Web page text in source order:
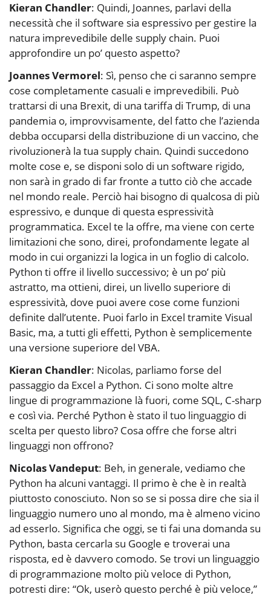
Kieran Chandler: Quindi, Joannes, parlavi della
necessità che il software sia espressivo per gestire la
natura imprevedibile delle supply chain. Puoi
approfondire un po’ questo aspetto?
Joannes Vermorel: Sì, penso che ci saranno sempre
cose completamente casuali e imprevedibili. Può
trattarsi di una Brexit, di una tariffa di Trump, di una
pandemia o, improvvisamente, del fatto che l’azienda
debba occuparsi della distribuzione di un vaccino, che
rivoluzionerà la tua supply chain. Quindi succedono
molte cose e, se disponi solo di un software rigido,
non sarà in grado di far fronte a tutto ciò che accade
nel mondo reale. Perciò hai bisogno di qualcosa di più
espressivo, e dunque di questa espressività
programmatica. Excel te la offre, ma viene con certe
limitazioni che sono, direi, profondamente legate al
modo in cui organizzi la logica in un foglio di calcolo.
Python ti offre il livello successivo; è un po’ più
astratto, ma ottieni, direi, un livello superiore di
espressività, dove puoi avere cose come funzioni
definite dall’utente. Puoi farlo in Excel tramite Visual
Basic, ma, a tutti gli effetti, Python è semplicemente
una versione superiore del VBA.
Kieran Chandler: Nicolas, parliamo forse del
passaggio da Excel a Python. Ci sono molte altre
lingue di programmazione là fuori, come SQL, C-sharp
e così via. Perché Python è stato il tuo linguaggio di
scelta per questo libro? Cosa offre che forse altri
linguaggi non offrono?
Nicolas Vandeput: Beh, in generale, vediamo che
Python ha alcuni vantaggi. Il primo è che è in realtà
piuttosto conosciuto. Non so se si possa dire che sia il
linguaggio numero uno al mondo, ma è almeno vicino
ad esserlo. Significa che oggi, se ti fai una domanda su
Python, basta cercarla su Google e troverai una
risposta, ed è davvero comodo. Se trovi un linguaggio
di programmazione molto più veloce di Python,
potresti dire: “Ok, userò questo perché è più veloce,”